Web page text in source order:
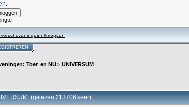
moppen
Toen en NU > UNIVERSUM
(gelezen 213706 keer)